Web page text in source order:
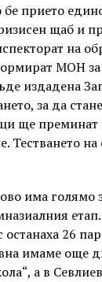
прието
щаб и
на
МОН за
издадена
за да
ще преминат
Тестването
има голямо
останаха 26
имаме още
а в